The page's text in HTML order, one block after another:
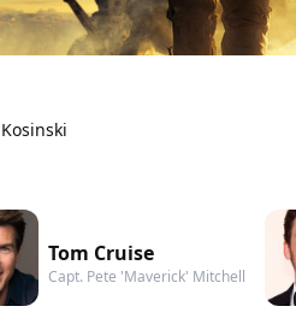
Tom Cruise
Capt. Pete 'Maverick' Mitchell